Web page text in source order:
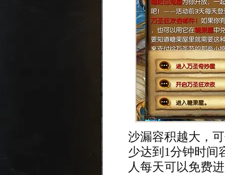
沙漏容积越大，
少达到1分钟时间
人每天可以免费